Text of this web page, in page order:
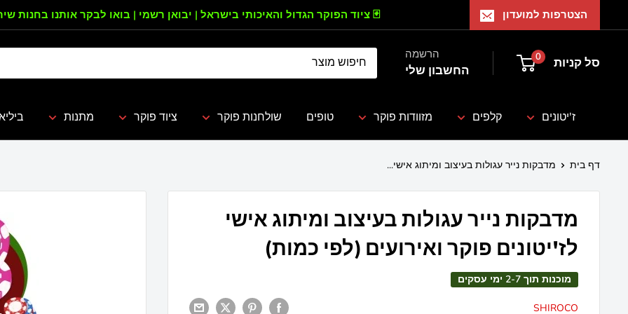
🃏 ציוד הפוקר הגדול והאיכותי בישראל | יבואן רשמי | בואו לבקר אותנו בחנות הצטרפות למועדון
הרשמה
החשבון שלי
0 סל קניות
ז'יטונים קלפים מזוודות פוקר טופים שולחנות פוקר ציוד פוקר מתנות
דף בית מדבקות נייר עגולות בעיצוב ומיתוג אישי...
מדבקות נייר עגולות בעיצוב ומיתוג אישי
לז'יטונים פוקר ואירועים (לפי כמות)
מוכנות תוך 2-7 ימי עסקים
SHIROCO